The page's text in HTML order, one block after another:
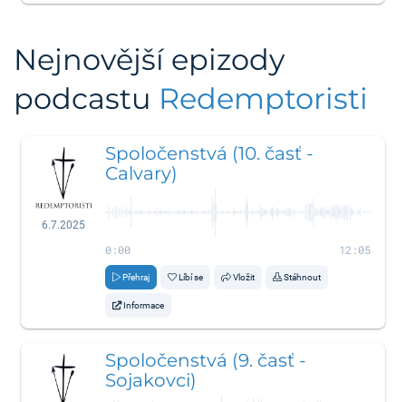
Nejnovější epizody
podcastu Redemptoristi
6.7.2025
Spoločenstvá (10. časť -
Calvary)
0:00 12:05
Přehraj Líbí se Vložit Stáhnout
Informace
Spoločenstvá (9. časť -
Sojakovci)